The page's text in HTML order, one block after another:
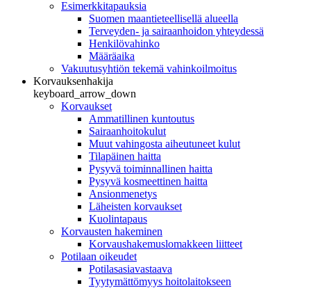
Esimerkkitapauksia
Suomen maantieteellisellä alueella
Terveyden- ja sairaanhoidon yhteydessä
Henkilövahinko
Määräaika
Vakuutusyhtiön tekemä vahinkoilmoitus
Korvauksenhakija
keyboard_arrow_down
Korvaukset
Ammatillinen kuntoutus
Sairaanhoitokulut
Muut vahingosta aiheutuneet kulut
Tilapäinen haitta
Pysyvä toiminnallinen haitta
Pysyvä kosmeettinen haitta
Ansionmenetys
Läheisten korvaukset
Kuolintapaus
Korvausten hakeminen
Korvaushakemuslomakkeen liitteet
Potilaan oikeudet
Potilasasiavastaava
Tyytymättömyys hoitolaitokseen